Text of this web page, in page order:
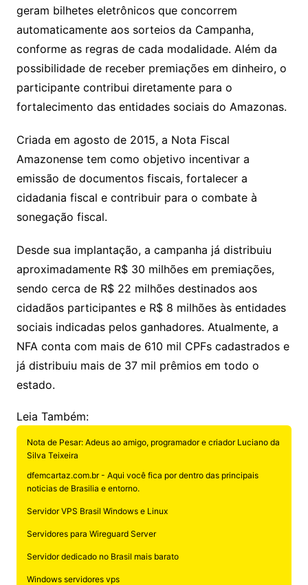
geram bilhetes eletrônicos que concorrem
automaticamente aos sorteios da Campanha,
conforme as regras de cada modalidade. Além da
possibilidade de receber premiações em dinheiro, o
participante contribui diretamente para o
fortalecimento das entidades sociais do Amazonas.
Criada em agosto de 2015, a Nota Fiscal
Amazonense tem como objetivo incentivar a
emissão de documentos fiscais, fortalecer a
cidadania fiscal e contribuir para o combate à
sonegação fiscal.
Desde sua implantação, a campanha já distribuiu
aproximadamente R$ 30 milhões em premiações,
sendo cerca de R$ 22 milhões destinados aos
cidadãos participantes e R$ 8 milhões às entidades
sociais indicadas pelos ganhadores. Atualmente, a
NFA conta com mais de 610 mil CPFs cadastrados e
já distribuiu mais de 37 mil prêmios em todo o
estado.
Leia Também:
Nota de Pesar: Adeus ao amigo, programador e criador Luciano da
Silva Teixeira
dfemcartaz.com.br - Aqui você fica por dentro das principais
noticias de Brasilia e entorno.
Servidor VPS Brasil Windows e Linux
Servidores para Wireguard Server
Servidor dedicado no Brasil mais barato
Windows servidores vps